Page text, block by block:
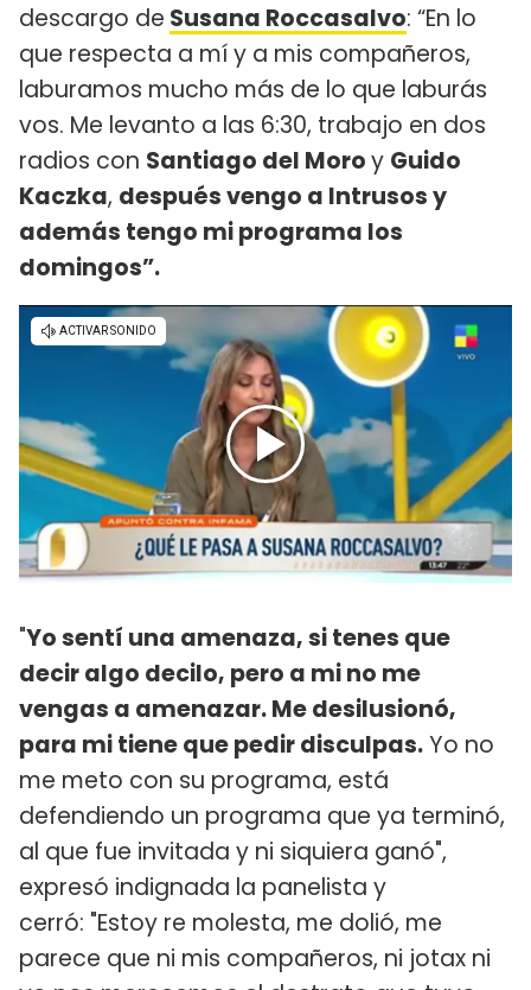
descargo de Susana Roccasalvo: “En lo
que respecta a mí y a mis compañeros,
laburamos mucho más de lo que laburás
vos. Me levanto a las 6:30, trabajo en dos
radios con Santiago del Moroy Guido
Kaczka, después vengo a Intrusos y
además tengo mi programa los
domingos”.
"Yo sentí una amenaza, si tenes que
decir algo decilo, pero a mi no me
vengas a amenazar. Me desilusionó,
para mi tiene que pedir disculpas.Yo no
me meto con su programa, está
defendiendo un programa que ya terminó,
al que fue invitada y ni siquiera ganó",
expresó indignada la panelista y
cerró: "Estoy re molesta, me dolió, me
parece que ni mis compañeros, ni jotax ni